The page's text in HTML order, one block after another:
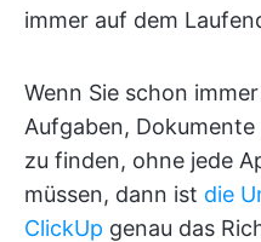
immer auf dem
Wenn Sie schon
Aufgaben,
zu finden, ohne jede
müssen, dann ist die
ClickUp genau das